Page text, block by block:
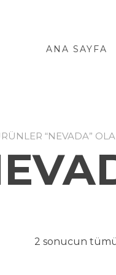
ANA SAYFA
“NEVADA”
2 sonucun